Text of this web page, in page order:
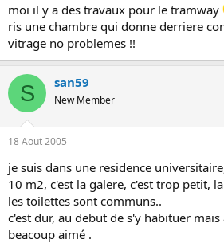
moi il y a des travaux pour le tramway
ris une chambre qui donne derriere
vitrage no problemes !!
S san59
New Member
18 Aout 2005
je suis dans une residence
10 m2, c'est la galere, c'est trop petit,
les toilettes sont communs..
c'est dur, au debut de s'y habituer mais
beacoup aimé .